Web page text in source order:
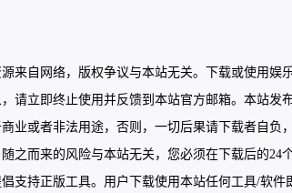
来自网络，版权争议与本站无关。下载或使用娱
请立即终止使用并反馈到本站官方邮箱。本站发
业或者非法用途，否则，一切后果请下载者自负
之而来的风险与本站无关，您必须在下载后的24
支持正版工具。用户下载使用本站任何工具/软件